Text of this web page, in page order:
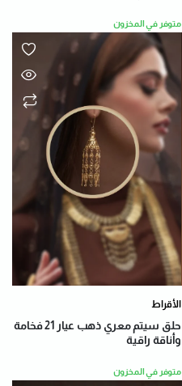
متوفر في المخزون
الأقراط
حلق سيتم معري ذهب عيار 21 فخامة
وأناقة راقية
متوفر في المخزون